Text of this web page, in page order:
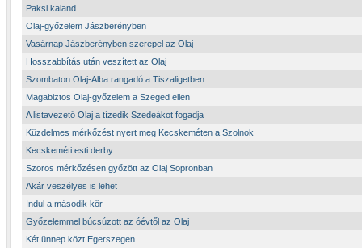
Paksi kaland
Olaj-győzelem Jászberényben
Vasárnap Jászberényben szerepel az Olaj
Hosszabbítás után veszített az Olaj
Szombaton Olaj-Alba rangadó a Tiszaligetben
Magabiztos Olaj-győzelem a Szeged ellen
A listavezető Olaj a tízedik Szedeákot fogadja
Küzdelmes mérkőzést nyert meg Kecskeméten a Szolnok
Kecskeméti esti derby
Szoros mérkőzésen győzött az Olaj Sopronban
Akár veszélyes is lehet
Indul a második kör
Győzelemmel búcsúzott az óévtől az Olaj
Két ünnep közt Egerszegen